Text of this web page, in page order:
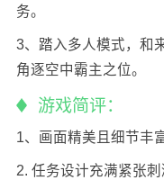
务。
3、踏入多人模式，和
角逐空中霸主之位。
游戏简评：
1、画面精美且细节丰
2. 任务设计充满紧张